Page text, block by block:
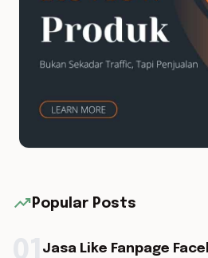
trending_up Popular Posts
Jasa Like Fanpage